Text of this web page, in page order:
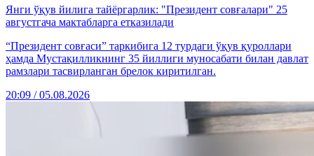
Янги ўқув йилига тайёргарлик: "Президент совғалари" 25
августгача мактабларга етказилади
“Президент совғаси” таркибига 12 турдаги ўқув қуроллари
ҳамда Мустақилликнинг 35 йиллиги муносабати билан давлат
рамзлари тасвирланган брелок киритилган.
20:09 / 05.08.2026